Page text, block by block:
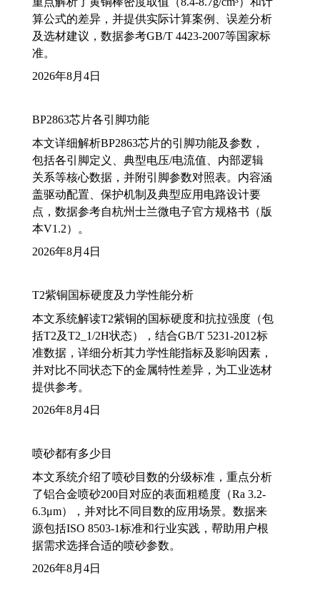
算公式的差异，并提供实际计算案例、误差分析
及选材建议，数据参考GB/T 4423-2007等国家标
准。
2026年8月4日
BP2863芯片各引脚功能
本文详细解析BP2863芯片的引脚功能及参数，
包括各引脚定义、典型电压/电流值、内部逻辑
关系等核心数据，并附引脚参数对照表。内容涵
盖驱动配置、保护机制及典型应用电路设计要
点，数据参考自杭州士兰微电子官方规格书（版
本V1.2）。
2026年8月4日
T2紫铜国标硬度及力学性能分析
本文系统解读T2紫铜的国标硬度和抗拉强度（包
括T2及T2_1/2H状态），结合GB/T 5231-2012标
准数据，详细分析其力学性能指标及影响因素，
并对比不同状态下的金属特性差异，为工业选材
提供参考。
2026年8月4日
喷砂都有多少目
本文系统介绍了喷砂目数的分级标准，重点分析
了铝合金喷砂200目对应的表面粗糙度（Ra 3.2-
6.3μm），并对比不同目数的应用场景。数据来
源包括ISO 8503-1标准和行业实践，帮助用户根
据需求选择合适的喷砂参数。
2026年8月4日